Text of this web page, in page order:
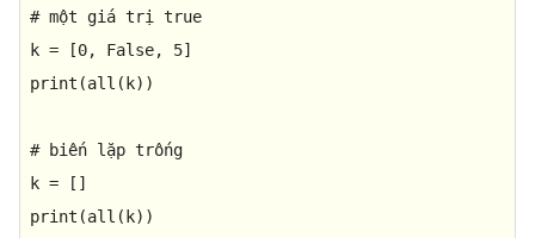
# một giá trị true
k = [0, False, 5
print (all (k))
# biến lặp trống
print (all (k))